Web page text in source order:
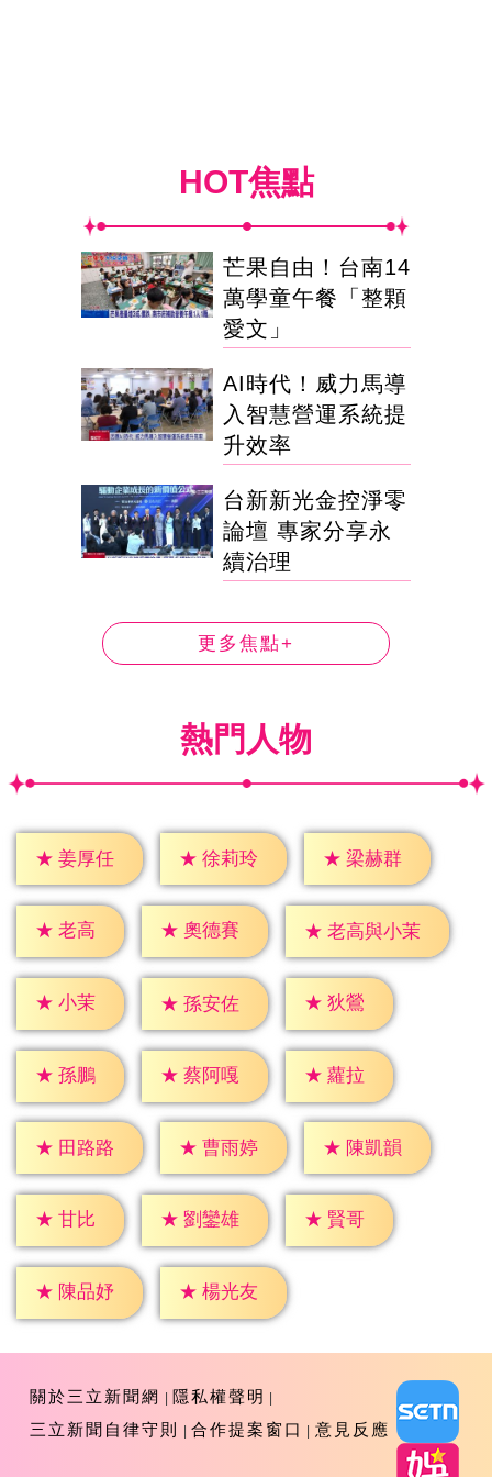
HOT焦點
芒果自由！台南14
萬學童午餐「整顆
愛文」
AI時代！威力馬導
入智慧營運系統提
升效率
台新新光金控淨零
論壇 專家分享永
續治理
更多焦點+
熱門人物
★ 姜厚任 ★ 徐莉玲 ★ 梁赫群
★ 老高 ★ 奧德賽 ★ 老高與小茉
★ 小茉 ★ 孫安佐 ★ 狄鶯
★ 孫鵬 ★ 蔡阿嘎 ★ 蘿拉
★ 田路路 ★ 曹雨婷 ★ 陳凱韻
★ 甘比 ★ 劉鑾雄 ★ 賢哥
★ 陳品妤 ★ 楊光友
關於三立新聞網
隱私權聲明
三立新聞自律守則
合作提案窗口 意見反應